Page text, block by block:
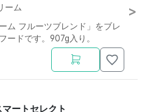
ーム
ム フルーツブレンド」をブレ
ードです。907g入り。
ートセレクト